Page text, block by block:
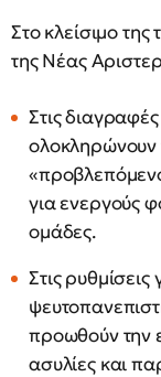
Στο κλείσιμο
της Νέας
Στις
ολοκληρώνουν
για ενεργούς
ομάδες.
Στις ρυθμίσεις
προωθούν την
ασυλίες και